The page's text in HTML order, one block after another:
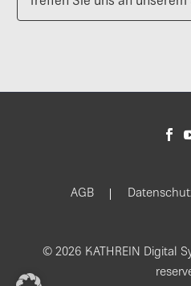
AGB
© 2026 KATHREIN Digital